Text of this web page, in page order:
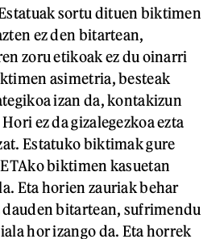
sortu dituen biktimen
ez den bitartean,
zoru etikoak ez du oinarri
asimetria, besteak
izan da, kontakizun
ez da gizalegezkoa ezta
Estatuko biktimak gure
biktimen kasuetan
Eta horien zauriak behar
bitartean, sufrimendu
hor izango da. Eta horrek